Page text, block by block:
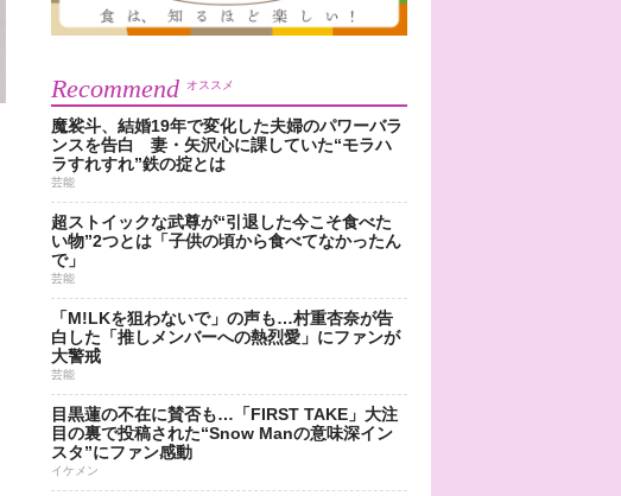
Recommend オススメ
魔裟斗、結婚19年で変化した夫婦のパワーバラ
ンスを告白 妻・矢沢心に課していた“モラハ
ラすれすれ”鉄の掟とは
芸能
超ストイックな武尊が“引退した今こそ食べた
い物”2つとは「子供の頃から食べてなかったん
で」
芸能
「M!LKを狙わないで」の声も…村重杏奈が告
白した「推しメンバーへの熱烈愛」にファンが
大警戒
芸能
目黒蓮の不在に賛否も…「FIRST TAKE」大注
目の裏で投稿された“Snow Manの意味深イン
スタ”にファン感動
イケメン